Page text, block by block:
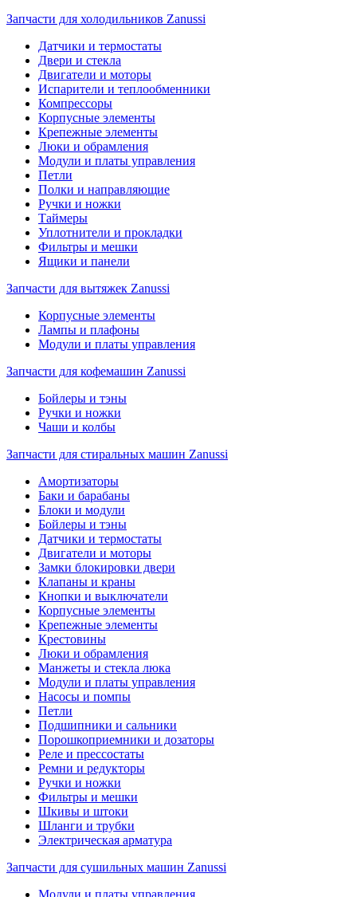
Запчасти для холодильников Zanussi
Датчики и термостаты
Двери и стекла
Двигатели и моторы
Испарители и теплообменники
Компрессоры
Корпусные элементы
Крепежные элементы
Люки и обрамления
Модули и платы управления
Петли
Полки и направляющие
Ручки и ножки
Таймеры
Уплотнители и прокладки
Фильтры и мешки
Ящики и панели
Запчасти для вытяжек Zanussi
Корпусные элементы
Лампы и плафоны
Модули и платы управления
Запчасти для кофемашин Zanussi
Бойлеры и тэны
Ручки и ножки
Чаши и колбы
Запчасти для стиральных машин Zanussi
Амортизаторы
Баки и барабаны
Блоки и модули
Бойлеры и тэны
Датчики и термостаты
Двигатели и моторы
Замки блокировки двери
Клапаны и краны
Кнопки и выключатели
Корпусные элементы
Крепежные элементы
Крестовины
Люки и обрамления
Манжеты и стекла люка
Модули и платы управления
Насосы и помпы
Петли
Подшипники и сальники
Порошкоприемники и дозаторы
Реле и прессостаты
Ремни и редукторы
Ручки и ножки
Фильтры и мешки
Шкивы и штоки
Шланги и трубки
Электрическая арматура
Запчасти для сушильных машин Zanussi